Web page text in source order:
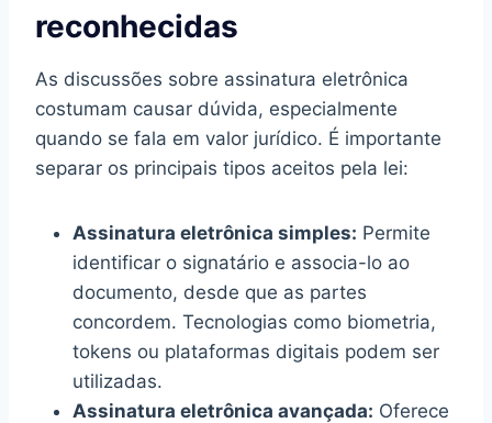
reconhecidas
As discussões sobre assinatura eletrônica
costumam causar dúvida, especialmente
quando se fala em valor jurídico. É importante
separar os principais tipos aceitos pela lei:
Assinatura eletrônica simples: Permite
identificar o signatário e associa-lo ao
documento, desde que as partes
concordem. Tecnologias como biometria,
tokens ou plataformas digitais podem ser
utilizadas.
Assinatura eletrônica avançada: Oferece